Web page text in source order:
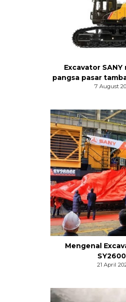
Excavator SANY
pangsa pasar
7 August
Mengenal
21 April